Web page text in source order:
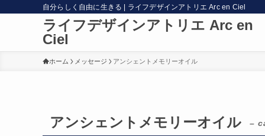
自分らしく自由に生きる | ライフデザインアトリエ Arc en Ciel
ライフデザインアトリエ Arc en
Ciel
ホーム メッセージ アンシェントメモリーオイル
アンシェントメモリーオイル –